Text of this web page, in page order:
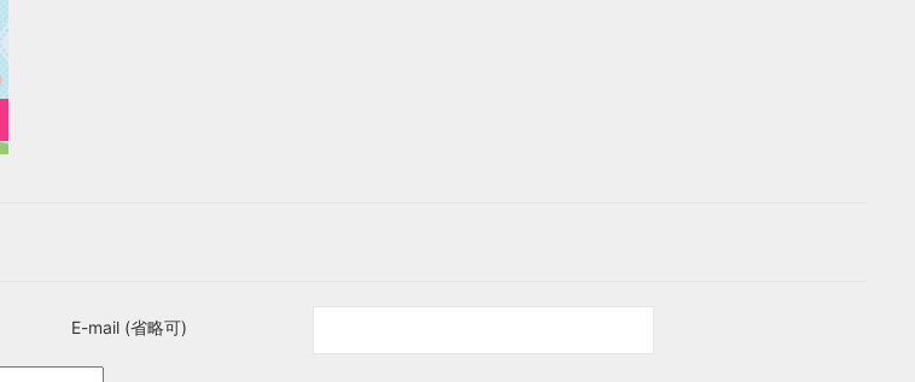
E-mail (省略可)